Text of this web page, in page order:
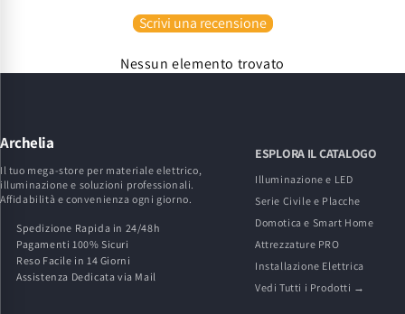
Scrivi una recensione
Nessun elemento trovato
Archelia
Il tuo mega-store per materiale elettrico,
illuminazione e soluzioni professionali.
Affidabilità e convenienza ogni giorno.
Spedizione Rapida in 24/48h
Pagamenti 100% Sicuri
Reso Facile in 14 Giorni
Assistenza Dedicata via Mail
ESPLORA IL CATALOGO
Illuminazione e LED
Serie Civile e Placche
Domotica e Smart Home
Attrezzature PRO
Installazione Elettrica
Vedi Tutti i Prodotti →